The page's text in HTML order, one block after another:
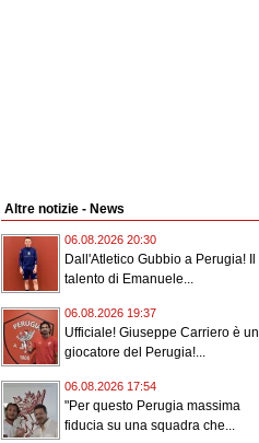
Altre notizie - News
06.08.2026 20:30
Dall'Atletico Gubbio a Perugia! Il
talento di Emanuele...
06.08.2026 19:37
Ufficiale! Giuseppe Carriero è un
giocatore del Perugia!...
06.08.2026 17:54
"Per questo Perugia massima
fiducia su una squadra che...